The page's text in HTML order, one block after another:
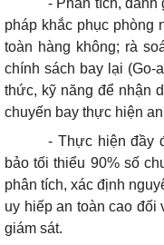
- Phân tích, đánh
pháp khắc phục phòng
toàn hàng không; rà
chính sách bay lại (Go-
thức, kỹnăng đểnhận
chuyến bay thực hiện
- Thực hiện đầy
bảo tối thiểu 90% số
phân tích, xác định
uy hiếp an toàn cao đối
giám sát.